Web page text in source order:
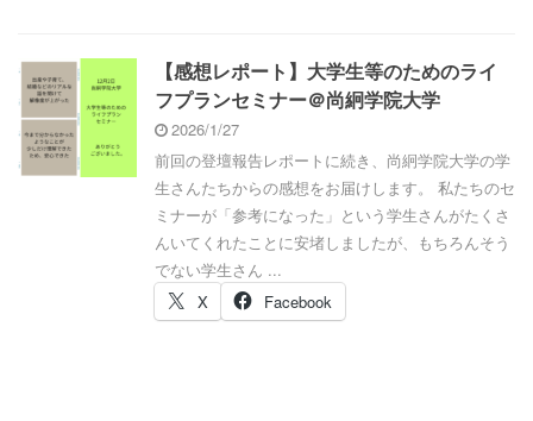
【感想レポート】大学生等のためのライ
フプランセミナー＠尚絅学院大学
2026/1/27
前回の登壇報告レポートに続き、尚絅学院大学の学
生さんたちからの感想をお届けします。 私たちのセ
ミナーが「参考になった」という学生さんがたくさ
んいてくれたことに安堵しましたが、もちろんそう
でない学生さん ...
X
Facebook